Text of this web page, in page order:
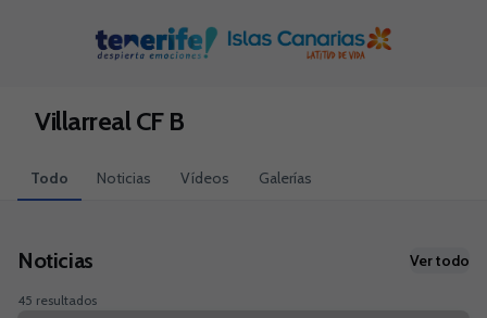
Villarreal CF B
Todo Noticias Vídeos Galerías
Noticias Ver todo
45 resultados